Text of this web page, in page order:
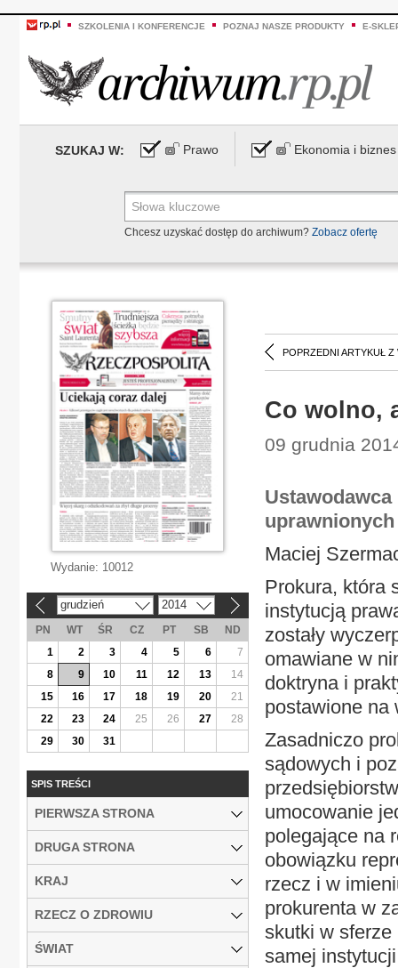
SZKOLENIA I KONFERENCJE POZNAJ NASZE PRODUKTY E-
SZUKAJ W: Prawo Ekonomia i biznes
Chcesz uzyskać dostęp do archiwum? Zobacz ofertę
POPRZEDNI ARTYKUŁ Z
Co wolno,
09 grudnia
uprawnionych
Maciej
Prokura, która
instytucją
zostały
omawiane w
doktryna i
postawione na
Zasadniczo
sądowych i
umocowanie
polegające na
obowiązku
rzecz i w
prokurenta w
skutki w sferze
samej
Wydanie: 10012
grudzień 2014
PN WT ŚR CZ PT SB
ND
1
2 3 4 5 6
7
8
9 10 11 12 13
14
15
16 17 18 19 20
21
22
23 24 25 26 27
28
29
30 31
SPIS TREŚCI
PIERWSZA STRONA
DRUGA STRONA
KRAJ
RZECZ O ZDROWIU
ŚWIAT